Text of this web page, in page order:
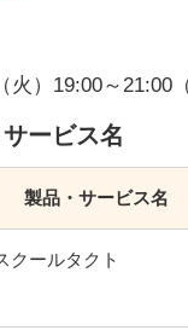
火）19:00～21:00
ービス名
製品・サービス名
クールタクト